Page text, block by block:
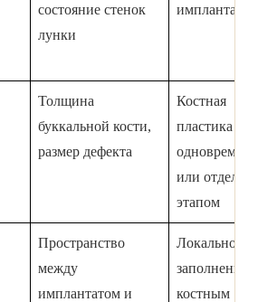
состояние стенок
лунки
имплантат
Толщина
буккальной кости,
размер дефекта
Костная
пластика
или
этапом
Пространство
между
имплантатом и
Локальное
заполнение
костным